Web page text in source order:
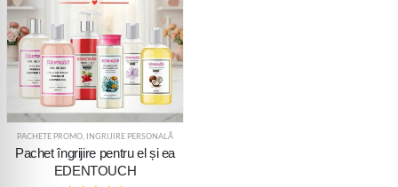
PACHETE PROMO INGRIJIRE PERSONALĂ
Pachet îngrijire pentru el și ea
EDENTOUCH